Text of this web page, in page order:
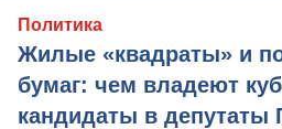
Политика
Жилые «квадраты» и
бумаг: чем владеют
кандидаты в депутаты